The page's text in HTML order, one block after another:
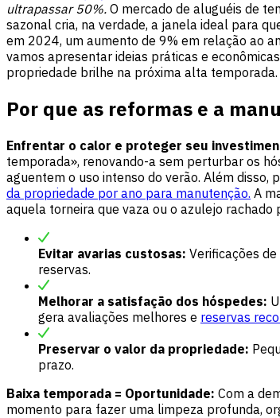
ultrapassar 50%. O mercado de aluguéis de
sazonal cria, na verdade, a janela ideal para
em 2024, um aumento de 9% em relação ao
vamos apresentar ideias práticas e
propriedade brilhe na próxima alta temporada.
Por que as reformas e a
Enfrentar o calor e proteger seu
temporada», renovando-a sem perturbar os
aguentem o uso intenso do verão. Além
da propriedade por ano para manutenção. A
aquela torneira que vaza ou o azulejo
Evitar avarias custosas: Verificações
reservas.
Melhorar a satisfação dos hóspedes:
gera avaliações melhores e reservas
Preservar o valor da propriedade:
prazo.
Baixa temporada = Oportunidade: Com a
momento para fazer uma limpeza profunda,